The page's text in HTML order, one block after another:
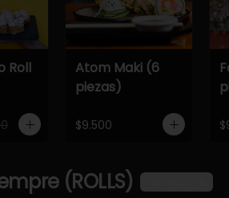
Roll
Atom Maki (6
piezas)
$9.500
(ROLLS)